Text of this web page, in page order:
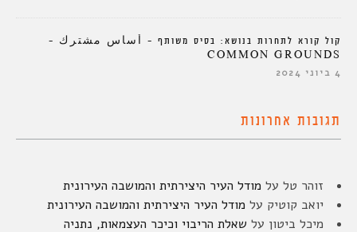
קול קורא לתחרות בנושא: בסיס משותף – أساس مشترك –
COMMON GROUNDS
4 ביוני 2024
תגובות אחרונות
זוהר טל על מודל העיר היצירתית והמושבה העירונית
יואב קוטיק על מודל העיר היצירתית והמושבה העירונית
מיכל ביטון על שאלת הריבוי וכיכר העצמאות, נתניה